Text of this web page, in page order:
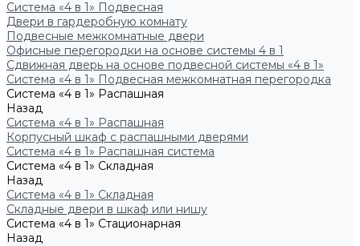
Система «4 в 1» Подвесная
Двери в гардеробную комнату
Подвесные межкомнатные двери
Офисные перегородки на основе системы 4 в 1
Сдвижная дверь на основе подвесной системы «4 в 1»
Система «4 в 1» Подвесная межкомнатная перегородка
Система «4 в 1» Распашная
Назад
Система «4 в 1» Распашная
Корпусный шкаф с распашными дверями
Система «4 в 1» Распашная система
Система «4 в 1» Складная
Назад
Система «4 в 1» Складная
Складные двери в шкаф или нишу
Система «4 в 1» Стационарная
Назад